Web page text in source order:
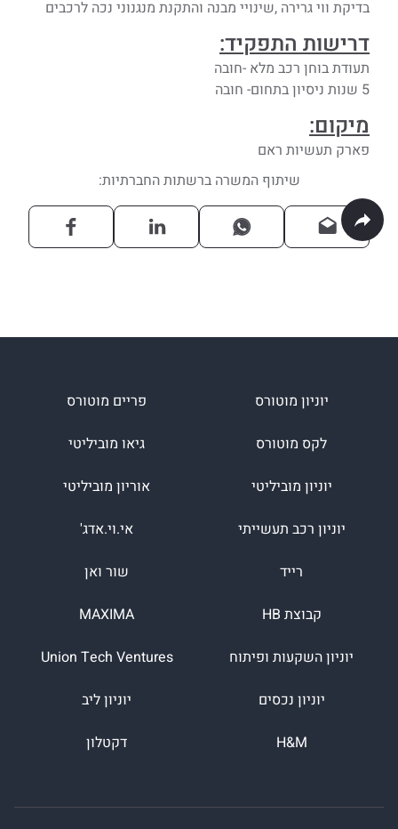
בדיקת ווי גרירה ,שינויי מבנה והתקנת מנגנוני נכה לרכבים
דרישות התפקיד:
תעודת בוחן רכב מלא -חובה
5 שנות ניסיון בתחום- חובה
מיקום:
פארק תעשיות ראם
שיתוף המשרה ברשתות החברתיות:
יוניון מוטורס
פריים מוטורס
לקס מוטורס
גיאו מוביליטי
יוניון מוביליטי
אוריון מוביליטי
יוניון רכב תעשייתי
אי.וי.אדג'
רייד
שור ואן
קבוצת HB
MAXIMA
יוניון השקעות ופיתוח
Union Tech Ventures
יוניון נכסים
יוניון ליב
H&M
דקטלון